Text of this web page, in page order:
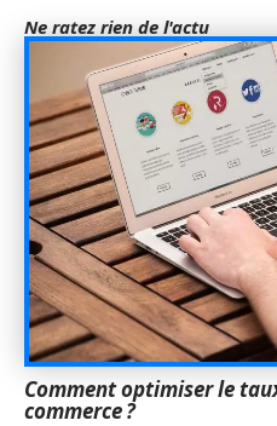
Ne ratez rien de l'actu
Comment optimiser le
commerce ?